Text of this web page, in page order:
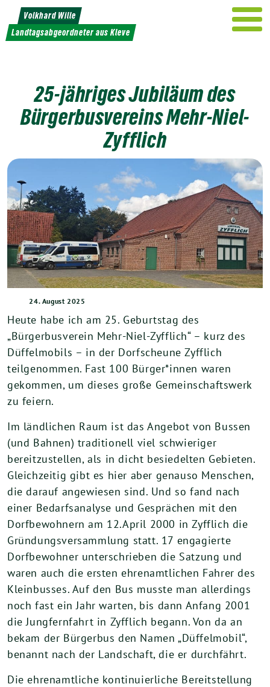
Weiter
zum
Inhalt
Volkhard Wille
Landtagsabgeordneter aus Kleve
25-jähriges Jubiläum des
Bürgerbusvereins Mehr-Niel-
Zyfflich
24. August 2025
Heute habe ich am 25. Geburtstag des
„Bürgerbusverein Mehr-Niel-Zyfflich“ – kurz des
Düffelmobils – in der Dorfscheune Zyfflich
teilgenommen. Fast 100 Bürger*innen waren
gekommen, um dieses große Gemeinschaftswerk
zu feiern.
Im ländlichen Raum ist das Angebot von Bussen
(und Bahnen) traditionell viel schwieriger
bereitzustellen, als in dicht besiedelten Gebieten.
Gleichzeitig gibt es hier aber genauso Menschen,
die darauf angewiesen sind. Und so fand nach
einer Bedarfsanalyse und Gesprächen mit den
Dorfbewohnern am 12.April 2000 in Zyfflich die
Gründungsversammlung statt. 17 engagierte
Dorfbewohner unterschrieben die Satzung und
waren auch die ersten ehrenamtlichen Fahrer des
Kleinbusses. Auf den Bus musste man allerdings
noch fast ein Jahr warten, bis dann Anfang 2001
die Jungfernfahrt in Zyfflich begann. Von da an
bekam der Bürgerbus den Namen „Düffelmobil“,
benannt nach der Landschaft, die er durchfährt.
Die ehrenamtliche kontinuierliche Bereitstellung